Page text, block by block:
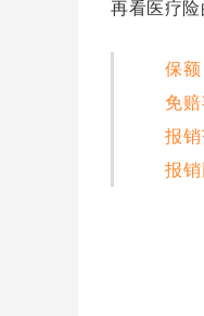
再看医疗险
保
免
报
报